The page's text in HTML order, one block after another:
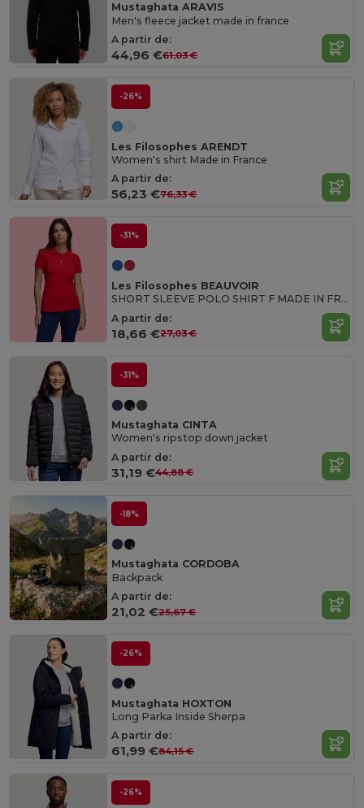
Mustaghata ARAVIS
Men's fleece jacket made in france
A partir de:
44,96 €61,03 €
-26%
Les Filosophes ARENDT
Women's shirt Made in France
A partir de:
56,23 €76,33 €
-31%
Les Filosophes BEAUVOIR
SHORT SLEEVE POLO SHIRT F MADE IN FRANCE
A partir de:
18,66 €27,03 €
-31%
Mustaghata CINTA
Women's ripstop down jacket
A partir de:
31,19 €44,88 €
-18%
Mustaghata CORDOBA
Backpack
A partir de:
21,02 €25,67 €
-26%
Mustaghata HOXTON
Long Parka Inside Sherpa
A partir de:
61,99 €84,15 €
-26%